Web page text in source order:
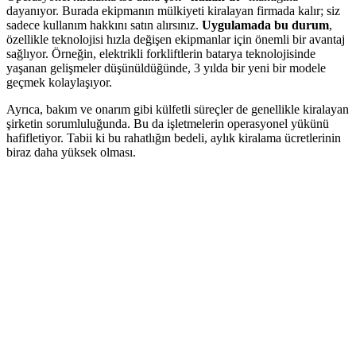
dayanıyor. Burada ekipmanın mülkiyeti kiralayan firmada kalır; siz
sadece kullanım hakkını satın alırsınız. Uygulamada bu durum,
özellikle teknolojisi hızla değişen ekipmanlar için önemli bir avantaj
sağlıyor. Örneğin, elektrikli forkliftlerin batarya teknolojisinde
yaşanan gelişmeler düşünüldüğünde, 3 yılda bir yeni bir modele
geçmek kolaylaşıyor.
Ayrıca, bakım ve onarım gibi külfetli süreçler de genellikle kiralayan
şirketin sorumluluğunda. Bu da işletmelerin operasyonel yükünü
hafifletiyor. Tabii ki bu rahatlığın bedeli, aylık kiralama ücretlerinin
biraz daha yüksek olması.